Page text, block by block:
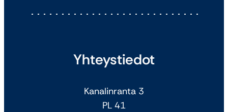
Yhteystiedot
Kanalinranta 3
PL 41